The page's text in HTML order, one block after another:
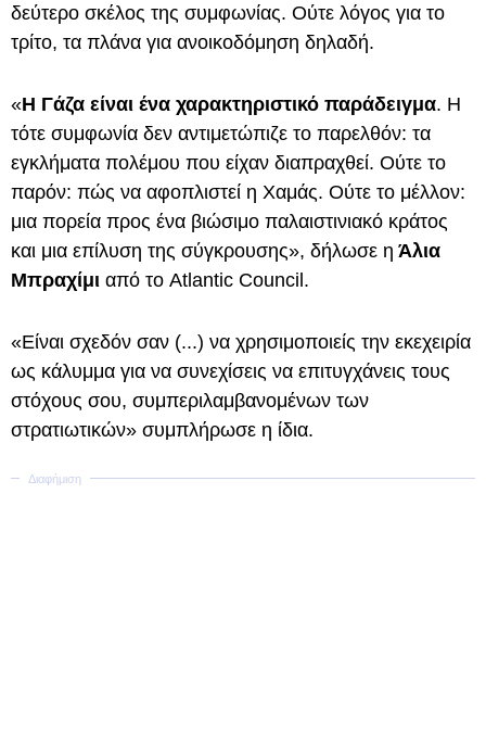
δεύτερο σκέλος της συμφωνίας. Ούτε λόγος για το
τρίτο, τα πλάνα για ανοικοδόμηση δηλαδή.
«Η Γάζα είναι ένα χαρακτηριστικό παράδειγμα. Η
τότε συμφωνία δεν αντιμετώπιζε το παρελθόν: τα
εγκλήματα πολέμου που είχαν διαπραχθεί. Ούτε το
παρόν: πώς να αφοπλιστεί η Χαμάς. Ούτε το μέλλον:
μια πορεία προς ένα βιώσιμο παλαιστινιακό κράτος
και μια επίλυση της σύγκρουσης», δήλωσε η Άλια
Μπραχίμι από το Atlantic Council.
«Είναι σχεδόν σαν (...) να χρησιμοποιείς την εκεχειρία
ως κάλυμμα για να συνεχίσεις να επιτυγχάνεις τους
στόχους σου, συμπεριλαμβανομένων των
στρατιωτικών» συμπλήρωσε η ίδια.